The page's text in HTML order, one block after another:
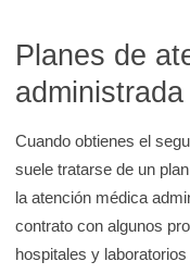
Planes de
administrada
Cuando obtienes el
suele tratarse de un
la atención médica
contrato con algunos
hospitales y